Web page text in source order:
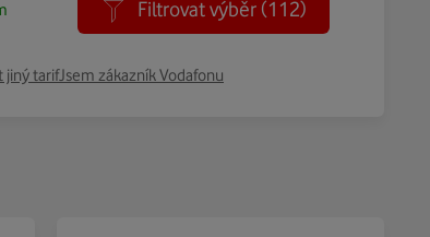
Filtrovat výběr (112)
jiný tarifJsem zákazník Vodafonu